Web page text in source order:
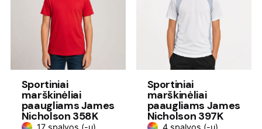
Sportiniai
marškinėliai
paaugliams James
Nicholson 358K
Sportiniai
marškinėliai
paaugliams James
Nicholson 397K